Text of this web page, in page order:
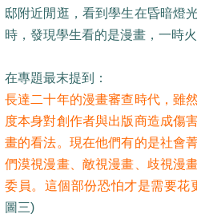
邸附近閒逛，看到學生在昏暗燈
時，發現學生看的是漫畫，一時火
在專題最末提到：
長達二十年的漫畫審查時代，雖
度本身對創作者與出版商造成傷
畫的看法。現在他們有的是社會
們漠視漫畫、敵視漫畫、歧視漫
委員。這個部份恐怕才是需要花
圖三)